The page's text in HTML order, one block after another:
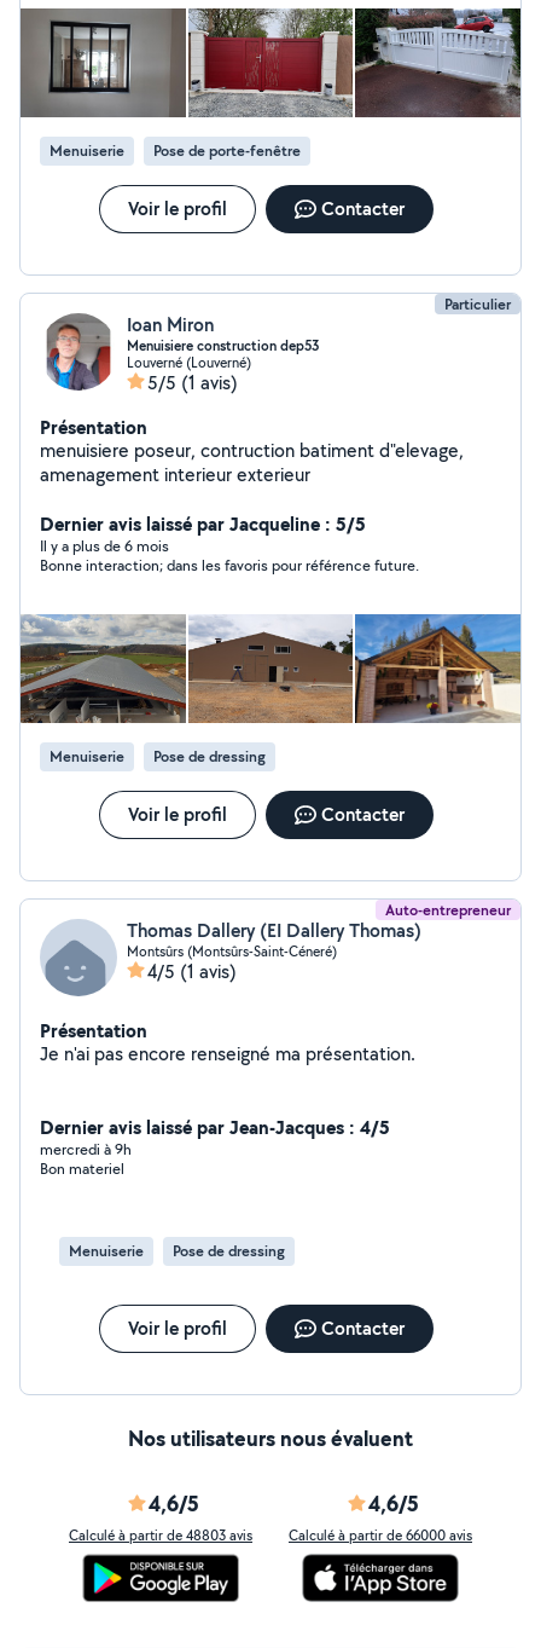
vitrées, vitrines) ,vitrage, serrurerie etc. Travailler le bois
est aussi une passion pour moi ,voir photo ci-contre,
pose d'automatisme, portails, interphonie, menuiseries
etc.
Menuiserie Pose de porte-fenêtre
Voir le profil Contacter
Particulier
Ioan Miron
Menuisiere construction dep53
Louverné (Louverné)
5/5 (1 avis)
Présentation
menuisiere poseur, contruction batiment d"elevage,
amenagement interieur exterieur
Dernier avis laissé par Jacqueline : 5/5
Il y a plus de 6 mois
Bonne interaction; dans les favoris pour référence future.
Menuiserie Pose de dressing
Voir le profil Contacter
Auto-entrepreneur
Thomas Dallery (EI Dallery Thomas)
Montsûrs (Montsûrs-Saint-Céneré)
4/5 (1 avis)
Présentation
Je n'ai pas encore renseigné ma présentation.
Dernier avis laissé par Jean-Jacques : 4/5
mercredi à 9h
Bon materiel
Menuiserie Pose de dressing
Voir le profil Contacter
Nos utilisateurs nous évaluent
4,6/5
Calculé à partir de 48803 avis
4,6/5
Calculé à partir de 66000 avis